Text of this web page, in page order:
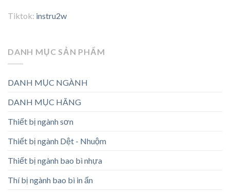
Tiktok: instru2w
DANH MỤC SẢN PHẨM
DANH MỤC NGÀNH
DANH MỤC HÃNG
Thiết bị ngành sơn
Thiết bị ngành Dệt - Nhuộm
Thiết bị ngành bao bì nhựa
Thí bị ngành bao bì in ấn